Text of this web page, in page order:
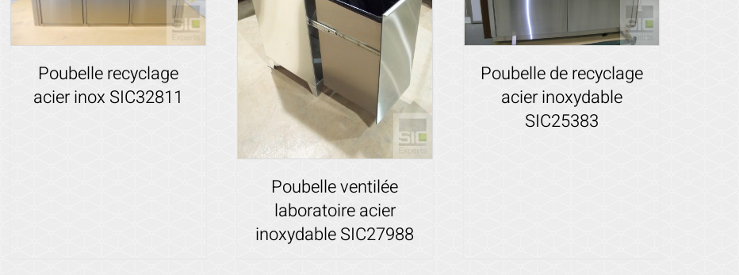
Poubelle recyclage
acier inox SIC32811
Poubelle ventilée
laboratoire acier
inoxydable SIC27988
Poubelle de recyclage
acier inoxydable
SIC25383